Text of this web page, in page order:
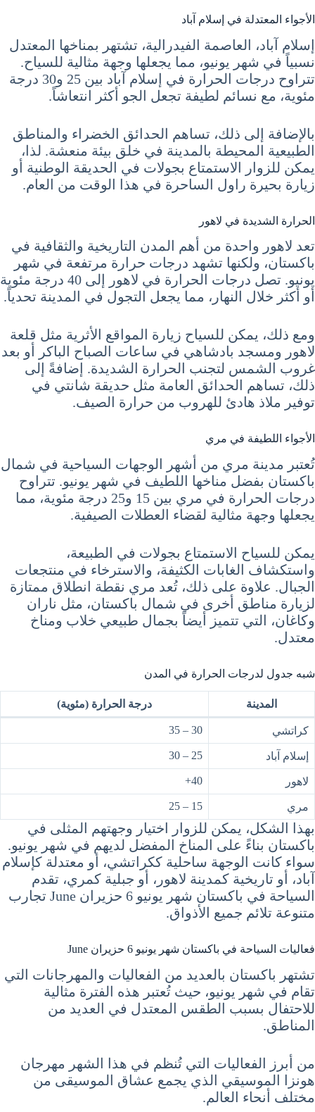
الأجواء المعتدلة في إسلام آباد
إسلام آباد، العاصمة الفيدرالية، تشتهر بمناخها المعتدل
نسبياً في شهر يونيو، مما يجعلها وجهة مثالية للسياح.
تتراوح درجات الحرارة في إسلام آباد بين 25 و30 درجة
مئوية، مع نسائم لطيفة تجعل الجو أكثر انتعاشاً.
بالإضافة إلى ذلك، تساهم الحدائق الخضراء والمناطق
الطبيعية المحيطة بالمدينة في خلق بيئة منعشة. لذا،
يمكن للزوار الاستمتاع بجولات في الحديقة الوطنية أو
زيارة بحيرة راول الساحرة في هذا الوقت من العام.
الحرارة الشديدة في لاهور
تعد لاهور واحدة من أهم المدن التاريخية والثقافية في
باكستان، ولكنها تشهد درجات حرارة مرتفعة في شهر
يونيو. تصل درجات الحرارة في لاهور إلى 40 درجة مئوية
أو أكثر خلال النهار، مما يجعل التجول في المدينة تحدياً.
ومع ذلك، يمكن للسياح زيارة المواقع الأثرية مثل قلعة
لاهور ومسجد بادشاهي في ساعات الصباح الباكر أو بعد
غروب الشمس لتجنب الحرارة الشديدة. إضافةً إلى
ذلك، تساهم الحدائق العامة مثل حديقة شانتي في
توفير ملاذ هادئ للهروب من حرارة الصيف.
الأجواء اللطيفة في مري
تُعتبر مدينة مري من أشهر الوجهات السياحية في شمال
باكستان بفضل مناخها اللطيف في شهر يونيو. تتراوح
درجات الحرارة في مري بين 15 و25 درجة مئوية، مما
يجعلها وجهة مثالية لقضاء العطلات الصيفية.
يمكن للسياح الاستمتاع بجولات في الطبيعة،
واستكشاف الغابات الكثيفة، والاسترخاء في منتجعات
الجبال. علاوة على ذلك، تُعد مري نقطة انطلاق ممتازة
لزيارة مناطق أخرى في شمال باكستان، مثل ناران
وكاغان، التي تتميز أيضاً بجمال طبيعي خلاب ومناخ
معتدل.
شبه جدول لدرجات الحرارة في المدن
المدينة درجة الحرارة (مئوية)
كراتشي 30 – 35
إسلام آباد 25 – 30
لاهور 40+
مري 15 – 25
بهذا الشكل، يمكن للزوار اختيار وجهتهم المثلى في
باكستان بناءً على المناخ المفضل لديهم في شهر يونيو.
سواء كانت الوجهة ساحلية ككراتشي، أو معتدلة كإسلام
آباد، أو تاريخية كمدينة لاهور، أو جبلية كمري، تقدم
السياحة في باكستان شهر يونيو 6 حزيران June تجارب
متنوعة تلائم جميع الأذواق.
فعاليات السياحة في باكستان شهر يونيو 6 حزيران June
تشتهر باكستان بالعديد من الفعاليات والمهرجانات التي
تقام في شهر يونيو، حيث تُعتبر هذه الفترة مثالية
للاحتفال بسبب الطقس المعتدل في العديد من
المناطق.
من أبرز الفعاليات التي تُنظم في هذا الشهر مهرجان
هونزا الموسيقي الذي يجمع عشاق الموسيقى من
مختلف أنحاء العالم.